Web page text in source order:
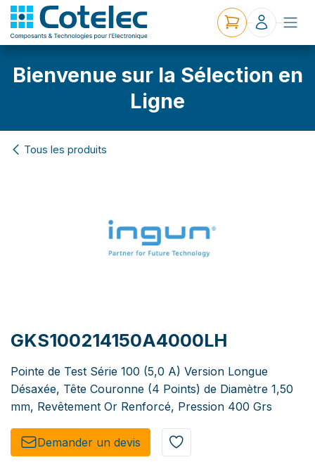
Bienvenue sur la Sélection en
Ligne
Tous les produits
GKS100214150A4000LH
Pointe de Test Série 100 (5,0 A) Version Longue
Désaxée, Tête Couronne (4 Points) de Diamètre 1,50
mm, Revêtement Or Renforcé, Pression 400 Grs
Demander un de​​vis​​